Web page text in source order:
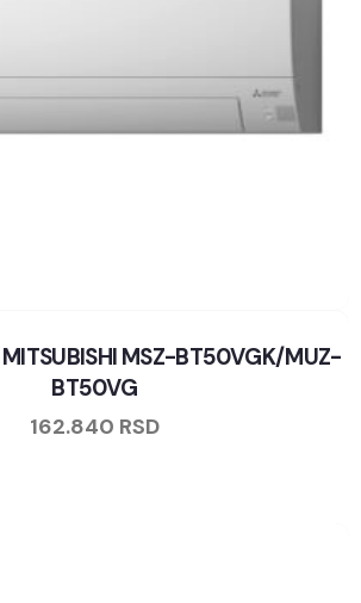
MSZ-BT50VGK/MUZ-
BT50VG
162.840 RSD